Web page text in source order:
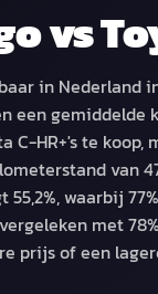
vs
in Nederland
een
C-HR+'s te
van
waarbij
met
prijs of een